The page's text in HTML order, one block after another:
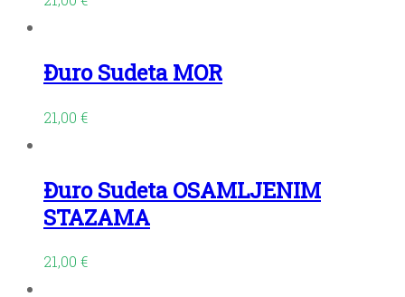
Đuro Sudeta MOR
21,00 €
Đuro Sudeta OSAMLJENIM
STAZAMA
21,00 €